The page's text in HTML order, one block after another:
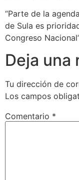
“Parte de la
de Sula es
Congreso
Deja una
Tu dirección de
Los campos
Comentario *